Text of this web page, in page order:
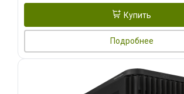
Купить
Подробнее